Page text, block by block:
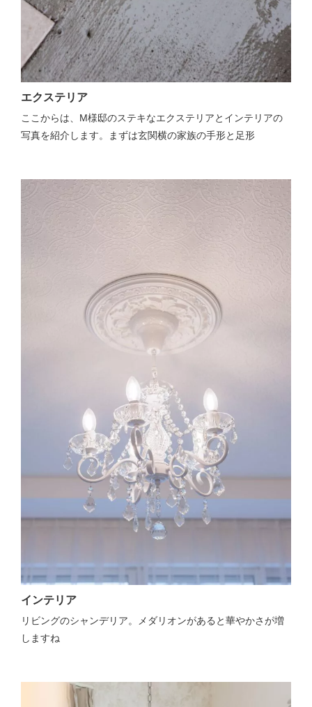
エクステリア
ここからは、M様邸のステキなエクステリアとインテリアの
写真を紹介します。まずは玄関横の家族の手形と足形
インテリア
リビングのシャンデリア。メダリオンがあると華やかさが増
しますね